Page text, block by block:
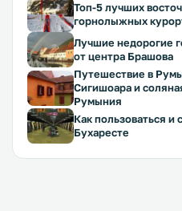
Топ-5 лучших
горнолыжных
Лучшие недорогие
от центра Брашова
Путешествие в
Сигишоара и
Румыния
Как пользоваться и
Бухаресте